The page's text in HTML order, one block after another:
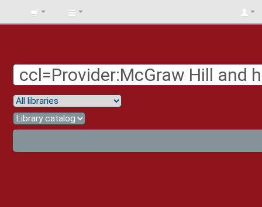
BIBLIOTECA